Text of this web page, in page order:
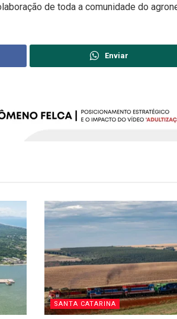
de toda a comunidade do
Enviar
SANTA CATARINA